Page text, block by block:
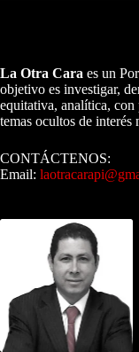
La Otra Cara es un
objetivo es investigar,
equitativa, analítica, con
temas ocultos de interés
CONTÁCTENOS:
Email: